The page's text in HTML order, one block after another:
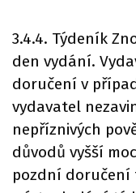
3.4.4. Týdeník
den vydání.
doručení v
vydavatel
nepříznivých
důvodů vyšší
pozdní doručení